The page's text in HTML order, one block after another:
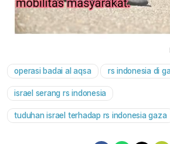
operasi badai al aqsa rs indonesia di
israel serang rs indonesia
tuduhan israel terhadap rs indonesia gaza